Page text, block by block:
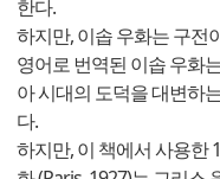
한다.
하지만, 이솝 우화는 구전
영어로 번역된 이솝 우화
아 시대의 도덕을 대변하
다.
하지만, 이 책에서 사용한